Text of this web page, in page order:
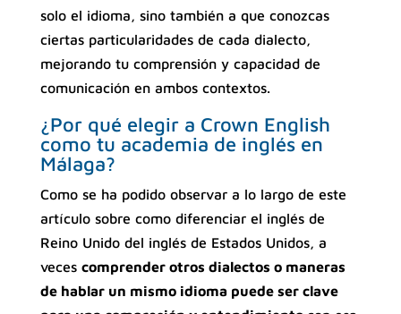
solo el idioma, sino también a que conozcas
ciertas particularidades de cada dialecto,
mejorando tu comprensión y capacidad de
comunicación en ambos contextos.
¿Por qué elegir a Crown English
como tu academia de inglés en
Málaga?
Como se ha podido observar a lo largo de este
artículo sobre como diferenciar el inglés de
Reino Unido del inglés de Estados Unidos, a
veces comprender otros dialectos o maneras
de hablar un mismo idioma puede ser clave